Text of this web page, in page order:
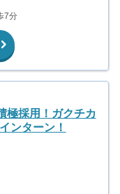
7分
極採用！ガクチカ
ンターン！